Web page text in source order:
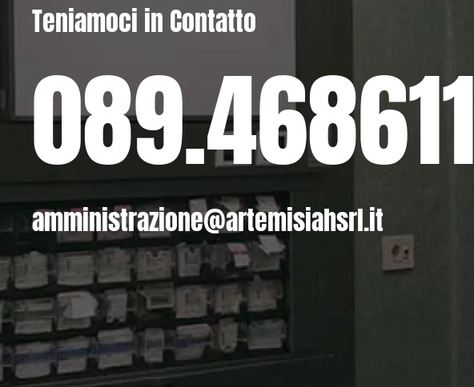
Teniamoci in Contatto
089.468611
amministrazione@artemisiahsrl.it